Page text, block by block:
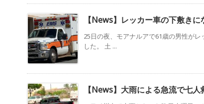
【News】レッカー車の下敷き
25日の夜、モアナルアで61歳の男性が
した。 土 ...
【News】大雨による急流で七人